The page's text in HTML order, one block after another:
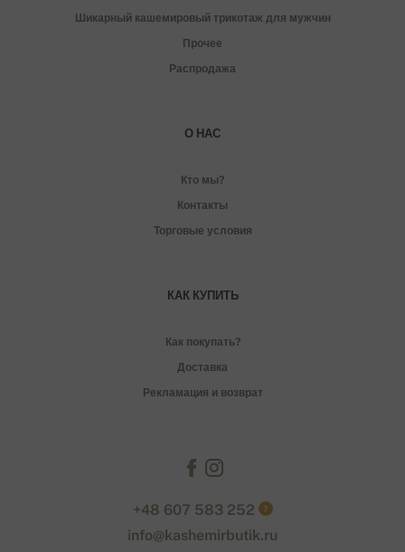
Шикарный кашемировый трикотаж для мужчин
Прочее
Распродажа
О НАС
Кто мы?
Контакты
Торговые условия
КАК КУПИТЬ
Как покупать?
Доставка
Рекламация и возврат
+48 607 583 252 ?
info@kashemirbutik.ru